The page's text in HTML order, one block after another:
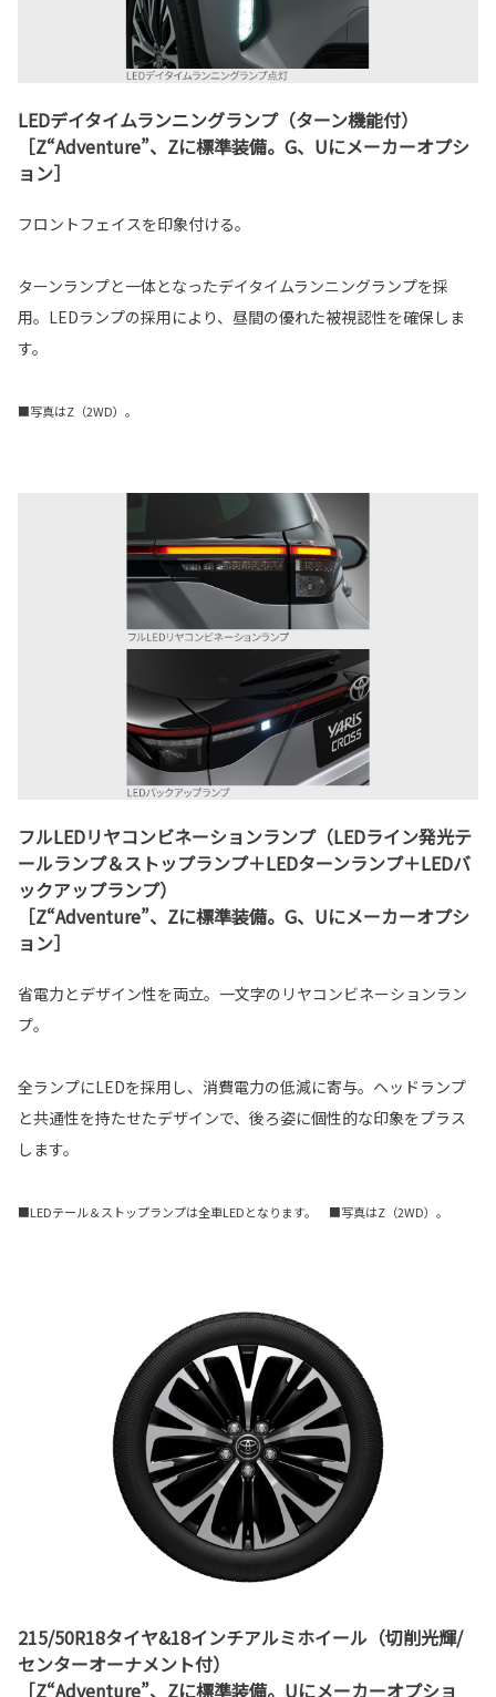
LEDデイタイムランニングランプ（ターン機能付）
［Z“Adventure”、Zに標準装備。G、Uにメーカーオプシ
ョン］
フロントフェイスを印象付ける。
ターンランプと一体となったデイタイムランニングランプを採
用。LEDランプの採用により、昼間の優れた被視認性を確保しま
す。
■写真はZ（2WD）。
フルLEDリヤコンビネーションランプ（LEDライン発光テ
ールランプ＆ストップランプ＋LEDターンランプ＋LEDバ
ックアップランプ）
［Z“Adventure”、Zに標準装備。G、Uにメーカーオプシ
ョン］
省電力とデザイン性を両立。一文字のリヤコンビネーションラン
プ。
全ランプにLEDを採用し、消費電力の低減に寄与。ヘッドランプ
と共通性を持たせたデザインで、後ろ姿に個性的な印象をプラス
します。
■LEDテール＆ストップランプは全車LEDとなります。 ■写真はZ（2WD）。
215/50R18タイヤ&18インチアルミホイール（切削光輝/
センターオーナメント付）
［Z“Adventure”、Zに標準装備。Uにメーカーオプショ